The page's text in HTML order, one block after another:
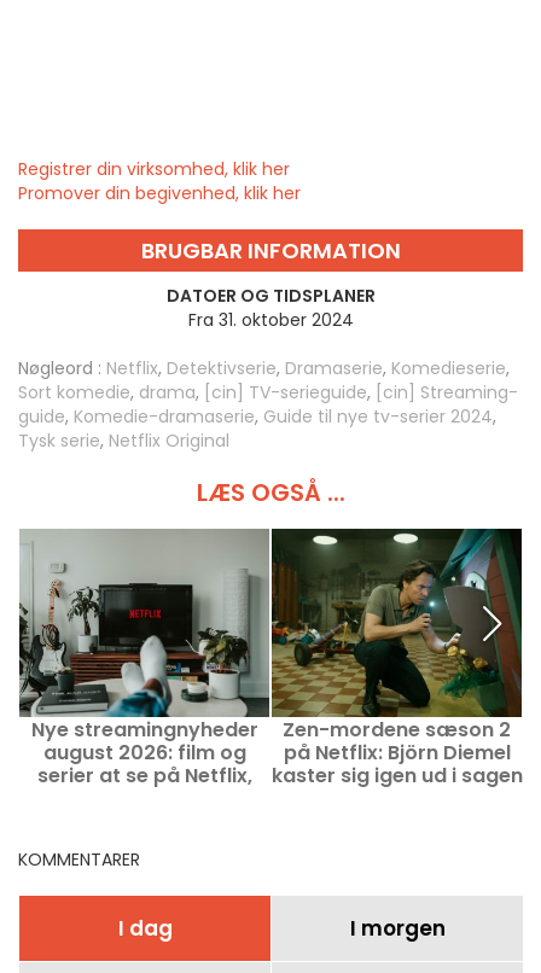
Registrer din virksomhed, klik her
Promover din begivenhed, klik her
BRUGBAR INFORMATION
DATOER OG TIDSPLANER
Fra 31. oktober 2024
Nøgleord : Netflix, Detektivserie, Dramaserie, Komedieserie,
Sort komedie, drama, [cin] TV-serieguide, [cin] Streaming-
guide, Komedie-dramaserie, Guide til nye tv-serier 2024,
Tysk serie, Netflix Original
LÆS OGSÅ ...
Nye streamingnyheder
august 2026: film og
serier at se på Netflix,
Zen-mordene sæson 2
på Netflix: Björn Diemel
kaster sig igen ud i sagen
KOMMENTARER
I dag I morgen